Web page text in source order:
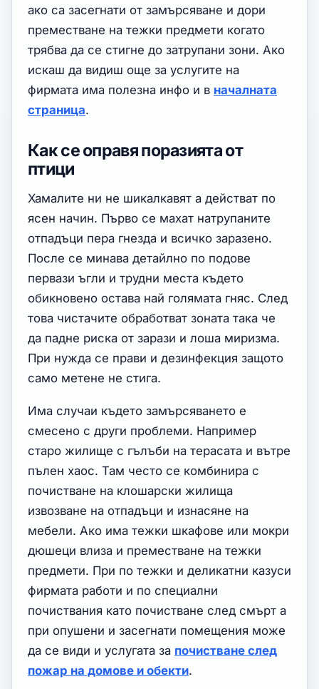
ако са засегнати от замърсяване и дори
преместване на тежки предмети когато
трябва да се стигне до затрупани зони. Ако
искаш да видиш още за услугите на
фирмата има полезна инфо и в началната
страница.
Как се оправя поразията от
птици
Хамалите ни не шикалкавят а действат по
ясен начин. Първо се махат натрупаните
отпадъци пера гнезда и всичко заразено.
После се минава детайлно по подове
первази ъгли и трудни места където
обикновено остава най голямата гняс. След
това чистачите обработват зоната така че
да падне риска от зарази и лоша миризма.
При нужда се прави и дезинфекция защото
само метене не стига.
Има случаи където замърсяването е
смесено с други проблеми. Например
старо жилище с гълъби на терасата и вътре
пълен хаос. Там често се комбинира с
почистване на клошарски жилища
извозване на отпадъци и изнасяне на
мебели. Ако има тежки шкафове или мокри
дюшеци влиза и преместване на тежки
предмети. При по тежки и деликатни казуси
фирмата работи и по специални
почиствания като почистване след смърт а
при опушени и засегнати помещения може
да се види и услугата за почистване след
пожар на домове и обекти.